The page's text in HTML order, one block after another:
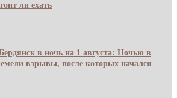
ли ехать
в ночь на 1 августа: Ночью в
взрывы, после которых начался